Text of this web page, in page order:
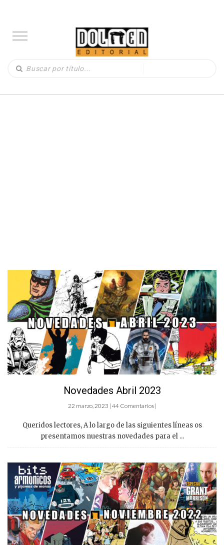
Novedades Abril 2023
22 marzo, 2023 | 44 Comentarios |
Queridos lectores, A lo largo de las siguientes líneas os
presentamos nuestras novedades para el ...